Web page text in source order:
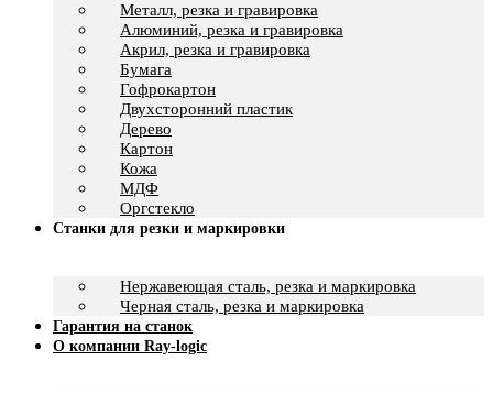
Металл, резка и гравировка
Алюминий, резка и гравировка
Акрил, резка и гравировка
Бумага
Гофрокартон
Двухсторонний пластик
Дерево
Картон
Кожа
МДФ
Оргстекло
Станки для резки и маркировки
Нержавеющая сталь, резка и маркировка
Черная сталь, резка и маркировка
Гарантия на станок
О компании Ray-logic